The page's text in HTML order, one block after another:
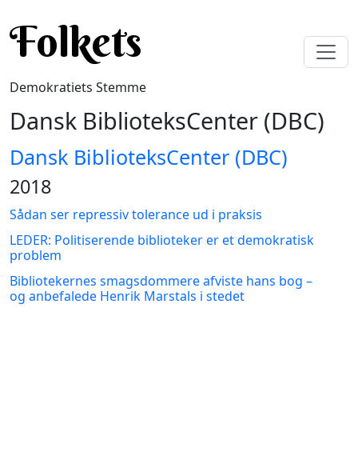
Folkets
Demokratiets Stemme
Dansk BiblioteksCenter (DBC)
Dansk BiblioteksCenter (DBC)
2018
Sådan ser repressiv tolerance ud i praksis
LEDER: Politiserende biblioteker er et demokratisk
problem
Bibliotekernes smagsdommere afviste hans bog –
og anbefalede Henrik Marstals i stedet